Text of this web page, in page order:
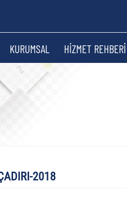
KURUMSAL HİZMET REHBERİ
2018